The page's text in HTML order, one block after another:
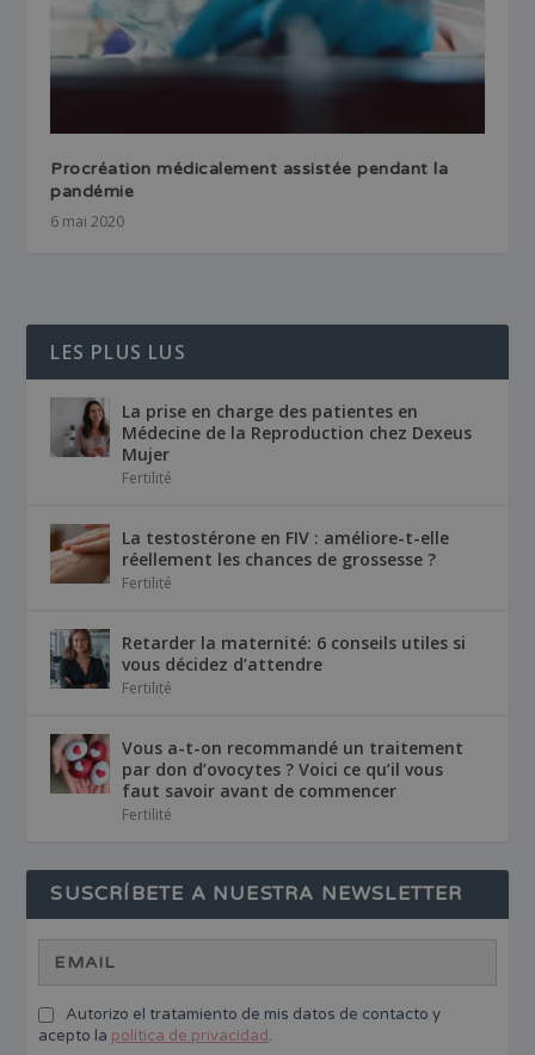
Procréation médicalement assistée pendant la
pandémie
6 mai 2020
LES PLUS LUS
La prise en charge des patientes en
Médecine de la Reproduction chez Dexeus
Mujer
Fertilité
La testostérone en FIV : améliore-t-elle
réellement les chances de grossesse ?
Fertilité
Retarder la maternité: 6 conseils utiles si
vous décidez d’attendre
Fertilité
Vous a-t-on recommandé un traitement
par don d’ovocytes ? Voici ce qu’il vous
faut savoir avant de commencer
Fertilité
SUSCRÍBETE A NUESTRA NEWSLETTER
Autorizo el tratamiento de mis datos de contacto y
acepto la política de privacidad.